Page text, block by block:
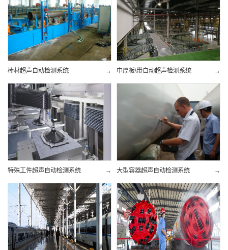
→
棒材超声自动检测系统 →
中厚板\带自动超声检测系统
→
特殊工件超声自动检测系统 →
大型容器超声自动检测系统